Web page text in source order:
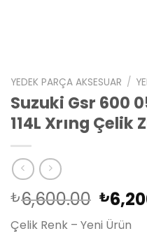
YEDEK PARÇA AKSESUAR /
Suzuki Gsr 600
114L Xrıng Çelik
₺6,600.00
fiyat:
₺
Çelik Renk – Yeni Ürün